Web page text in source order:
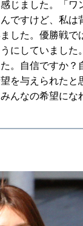
じました。「
ですけど、私
した。優勝戦
にしていまし
。自信ですか
を与えられた
んなの希望にな